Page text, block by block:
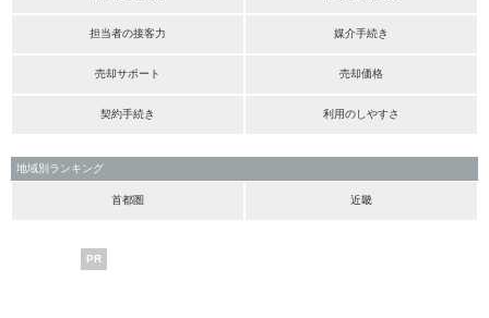
担当者の接客力 媒介手続き
売却サポート 売却価格
契約手続き 利用のしやすさ
地域別ランキング
首都圏 近畿
PR